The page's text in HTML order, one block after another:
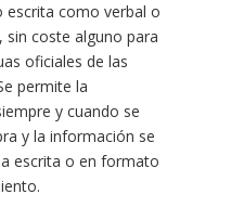
como verbal o
coste alguno para
oficiales de las
permite la
y cuando se
y la información se
escrita o en formato